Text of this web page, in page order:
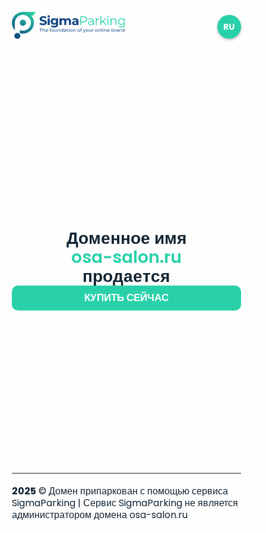
RU
Доменное имя
osa-salon.ru
продается
КУПИТЬ СЕЙЧАС
2025 © Домен припаркован с помощью сервиса
SigmaParking | Сервис SigmaParking не является
администратором домена osa-salon.ru